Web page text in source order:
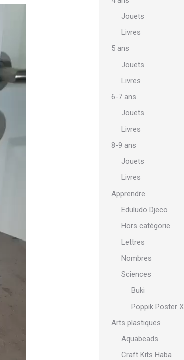
Jouets
Livres
5 ans
Jouets
Livres
6-7 ans
Jouets
Livres
8-9 ans
Jouets
Livres
Apprendre
Eduludo Djeco
Hors catégorie
Lettres
Nombres
Sciences
Buki
Poppik Poster
Arts plastiques
Aquabeads
Craft Kits Haba